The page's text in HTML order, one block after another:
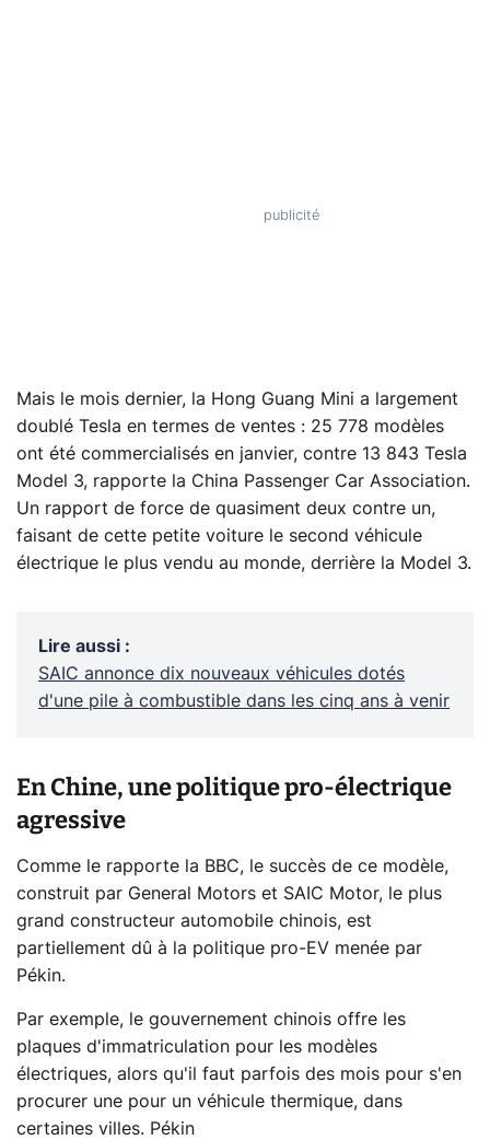
Mais le mois dernier, la Hong Guang Mini a largement
doublé Tesla en termes de ventes : 25 778 modèles
ont été commercialisés en janvier, contre 13 843 Tesla
Model 3, rapporte la China Passenger Car Association.
Un rapport de force de quasiment deux contre un,
faisant de cette petite voiture le second véhicule
électrique le plus vendu au monde, derrière la Model 3.
Lire aussi :
SAIC annonce dix nouveaux véhicules dotés
d'une pile à combustible dans les cinq ans à venir
En Chine, une politique pro-électrique
agressive
Comme le rapporte la BBC, le succès de ce modèle,
construit par General Motors et SAIC Motor, le plus
grand constructeur automobile chinois, est
partiellement dû à la politique pro-EV menée par
Pékin.
Par exemple, le gouvernement chinois offre les
plaques d'immatriculation pour les modèles
électriques, alors qu'il faut parfois des mois pour s'en
procurer une pour un véhicule thermique, dans
certaines villes. Pékin